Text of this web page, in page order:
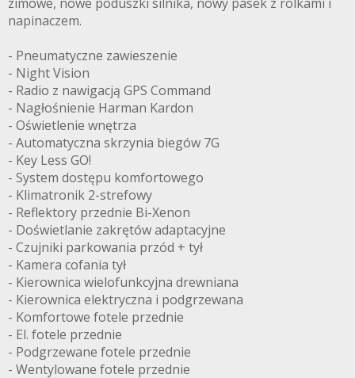
napinaczem.
- Pneumatyczne zawieszenie
- Night Vision
- Radio z nawigacją GPS Command
- Nagłośnienie Harman Kardon
- Oświetlenie wnętrza
- Automatyczna skrzynia biegów 7G
- Key Less GO!
- System dostępu komfortowego
- Klimatronik 2-strefowy
- Reflektory przednie Bi-Xenon
- Doświetlanie zakrętów adaptacyjne
- Czujniki parkowania przód + tył
- Kamera cofania tył
- Kierownica wielofunkcyjna drewniana
- Kierownica elektryczna i podgrzewana
- Komfortowe fotele przednie
- El. fotele przednie
- Podgrzewane fotele przednie
- Wentylowane fotele przednie